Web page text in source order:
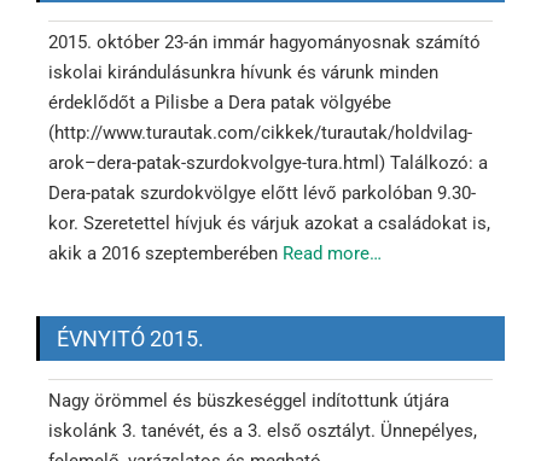
2015. október 23-án immár hagyományosnak számító
iskolai kirándulásunkra hívunk és várunk minden
érdeklődőt a Pilisbe a Dera patak völgyébe
(http://www.turautak.com/cikkek/turautak/holdvilag-
arok–dera-patak-szurdokvolgye-tura.html) Találkozó: a
Dera-patak szurdokvölgye előtt lévő parkolóban 9.30-
kor. Szeretettel hívjuk és várjuk azokat a családokat is,
akik a 2016 szeptemberében Read more…
ÉVNYITÓ 2015.
Nagy örömmel és büszkeséggel indítottunk útjára
iskolánk 3. tanévét, és a 3. első osztályt. Ünnepélyes,